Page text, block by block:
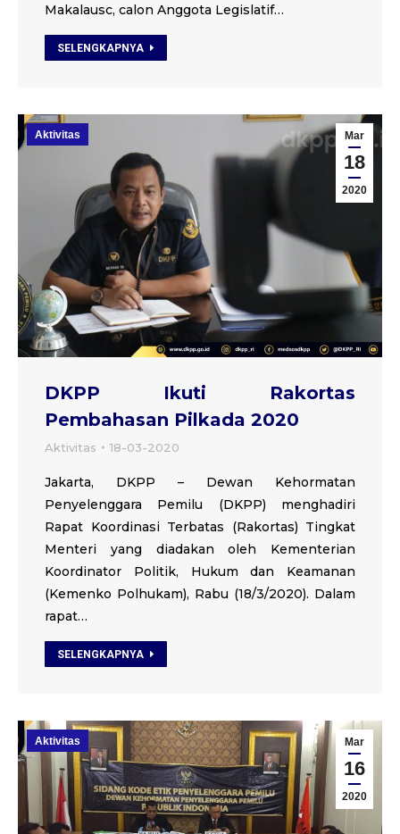
Makalausc, calon Anggota Legislatif…
SELENGKAPNYA
Mar
18
2020
Aktivitas
DKPP Ikuti Rakortas
Pembahasan Pilkada 2020
Aktivitas 18-03-2020
Jakarta, DKPP – Dewan Kehormatan
Penyelenggara Pemilu (DKPP) menghadiri
Rapat Koordinasi Terbatas (Rakortas) Tingkat
Menteri yang diadakan oleh Kementerian
Koordinator Politik, Hukum dan Keamanan
(Kemenko Polhukam), Rabu (18/3/2020). Dalam
rapat…
SELENGKAPNYA
Mar
16
2020
Aktivitas